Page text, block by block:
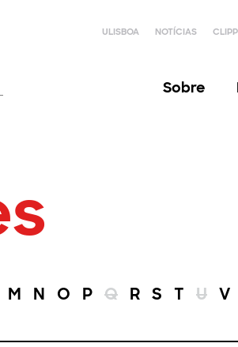
ULISBOA NOTÍCIAS
Sobre
M N O P Q R S T U V